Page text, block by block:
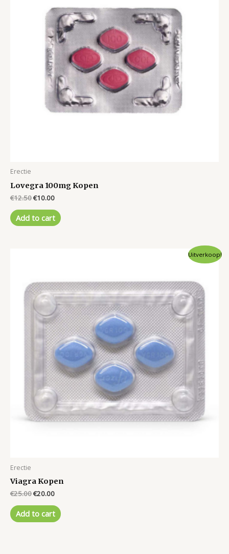
Erectie
Lovegra 100mg Kopen
€12.50Original
was:
€12.50.
€10.00Current
is:
€10.00.
Add to cart
Uitverkoop!
Erectie
Viagra Kopen
€25.00Original
was:
€25.00.
€20.00Current
is:
€20.00.
Add to cart